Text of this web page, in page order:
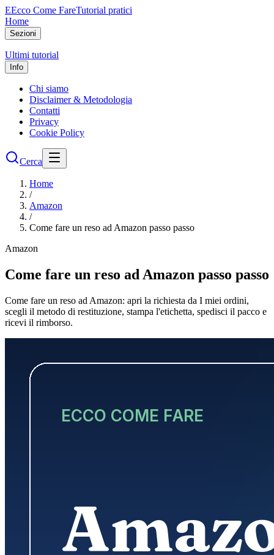
EEcco Come FareTutorial pratici
Home
Sezioni
Ultimi tutorial
Info
Chi siamo
Disclaimer & Metodologia
Contatti
Privacy
Cookie Policy
Cerca
Home
/
Amazon
/
Come fare un reso ad Amazon passo passo
Amazon
Come fare un reso ad Amazon passo passo
Come fare un reso ad Amazon: apri la richiesta da I miei ordini,
scegli il metodo di restituzione, stampa l'etichetta, spedisci il pacco e
ricevi il rimborso.